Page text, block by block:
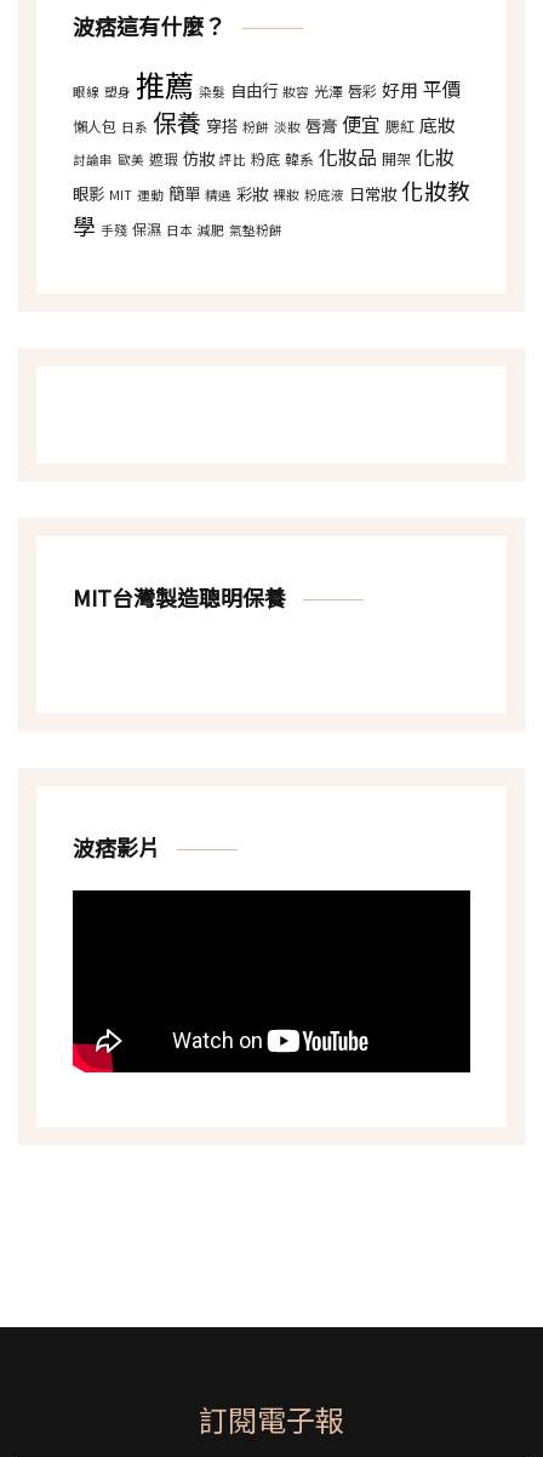
波痞這有什麼？
眼線 塑身 推薦 染髮 自由行 妝容 光澤 唇彩 好用 平價
懶人包 日系 保養 穿搭 粉餅 淡妝 唇膏 便宜 腮紅 底妝
討論串 歐美 遮瑕 仿妝 評比 粉底 韓系 化妝品 開架 化妝
眼影 MIT 運動 簡單 精選 彩妝 裸妝 粉底液 日常妝 化妝教
學 手殘 保濕 日本 減肥 氣墊粉餅
MIT台灣製造聰明保養
波痞影片
訂閱電子報